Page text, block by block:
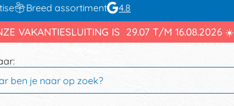
Breed assortiment 4.8
VAKANTIESLUITING IS 29.07 T/M 16.08.2026 ☀️